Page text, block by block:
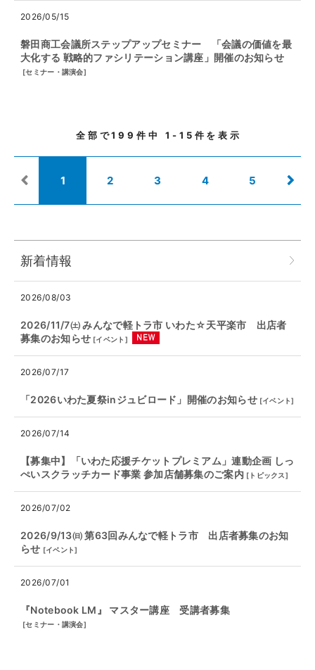
2026/05/15
磐田商工会議所ステップアップセミナー 「会議の価値を最
大化する 戦略的ファシリテーション講座」開催のお知らせ
[セミナー・講演会]
全部で199件中 1-15 件を表示
1 2 3 4 5
新着情報
2026/08/03
2026/11/7㈯ みんなで軽トラ市 いわた☆天平楽市 出店者
募集のお知らせ [イベント ]
2026/07/17
「2026いわた夏祭inジュビロード」開催のお知らせ [イベント]
2026/07/14
【募集中】「いわた応援チケットプレミアム」連動企画 しっ
ぺいスクラッチカード事業 参加店舗募集のご案内 [ トピックス]
2026/07/02
2026/9/13㈰ 第63回みんなで軽トラ市 出店者募集のお知
らせ [イベント]
2026/07/01
『Notebook LM』 マスター講座 受講者募集
[セミナー・講演会]